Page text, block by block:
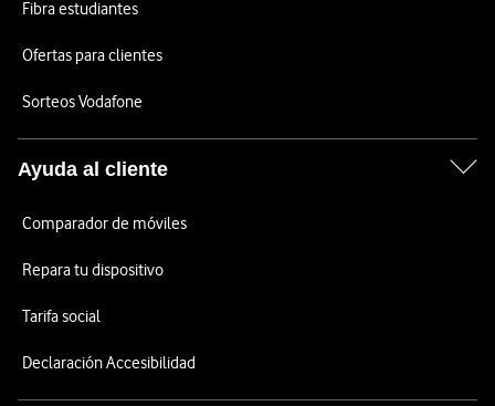
Fibra estudiantes
Ofertas para clientes
Sorteos Vodafone
Ayuda al cliente
Comparador de móviles
Repara tu dispositivo
Tarifa social
Declaración Accesibilidad